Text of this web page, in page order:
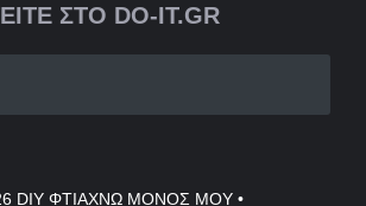
ΣΤΟ DO-IT.GR
DIY ΦΤΙΑΧΝΩ ΜΟΝΟΣ ΜΟΥ•